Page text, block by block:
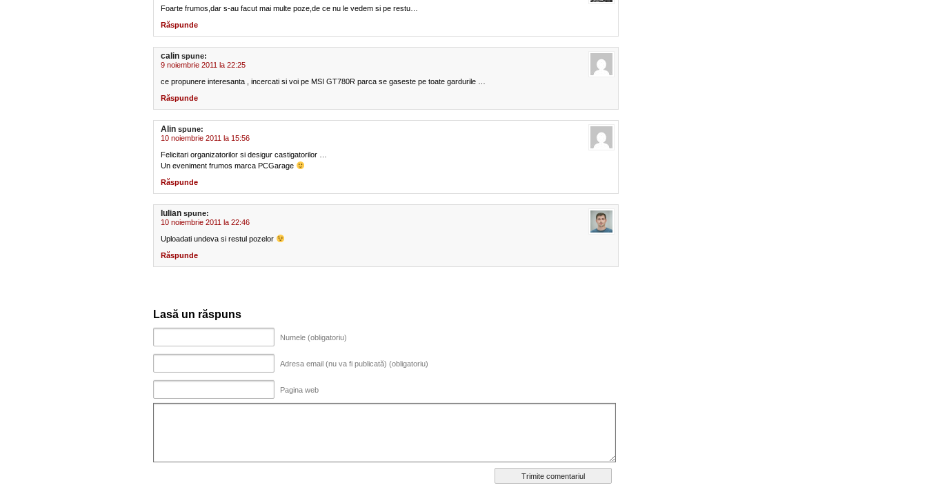
Foarte frumos,dar s-au facut mai multe poze,de ce nu le vedem si pe restu…
Răspunde
calin spune:
9 noiembrie 2011 la 22:25
ce propunere interesanta , incercati si voi pe MSI GT780R parca se gaseste pe toate gardurile …
Răspunde
Alin spune:
10 noiembrie 2011 la 15:56
Felicitari organizatorilor si desigur castigatorilor …
Un eveniment frumos marca PCGarage
Răspunde
Iulian spune:
10 noiembrie 2011 la 22:46
Uploadati undeva si restul pozelor
Răspunde
Lasă un răspuns
Numele (obligatoriu)
Adresa email (nu va fi publicată) (obligatoriu)
Pagina web